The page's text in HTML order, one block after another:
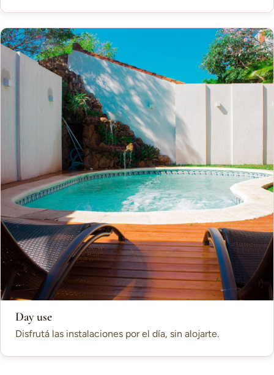
Day use
Disfrutá las instalaciones por el día, sin alojarte.